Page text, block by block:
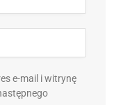
e-mail i witrynę